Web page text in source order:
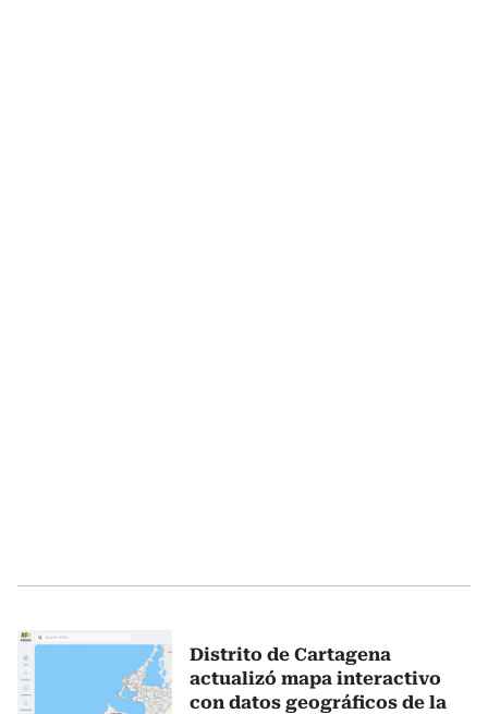
Distrito de Cartagena
actualizó mapa interactivo
con datos geográficos de la